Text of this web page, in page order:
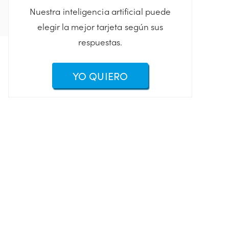
Nuestra inteligencia artificial puede
elegir la mejor tarjeta según sus
respuestas.
YO QUIERO